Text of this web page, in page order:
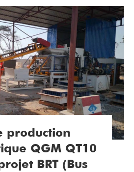
production
QGM QT10
BRT (Bus